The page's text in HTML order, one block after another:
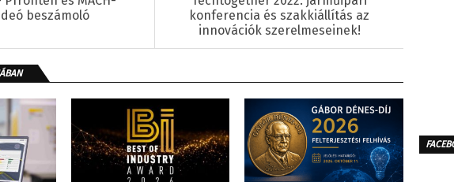
beszámoló
konferencia és szakkiállítás az
innovációk szerelmeseinek!